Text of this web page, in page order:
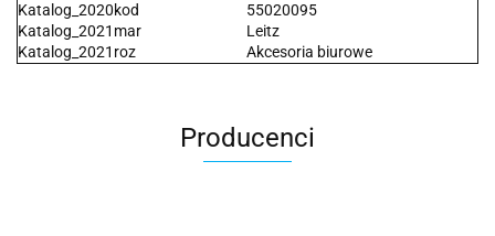
Katalog_2020kod
55020095
Katalog_2021mar
Leitz
Katalog_2021roz
Akcesoria biurowe
Producenci